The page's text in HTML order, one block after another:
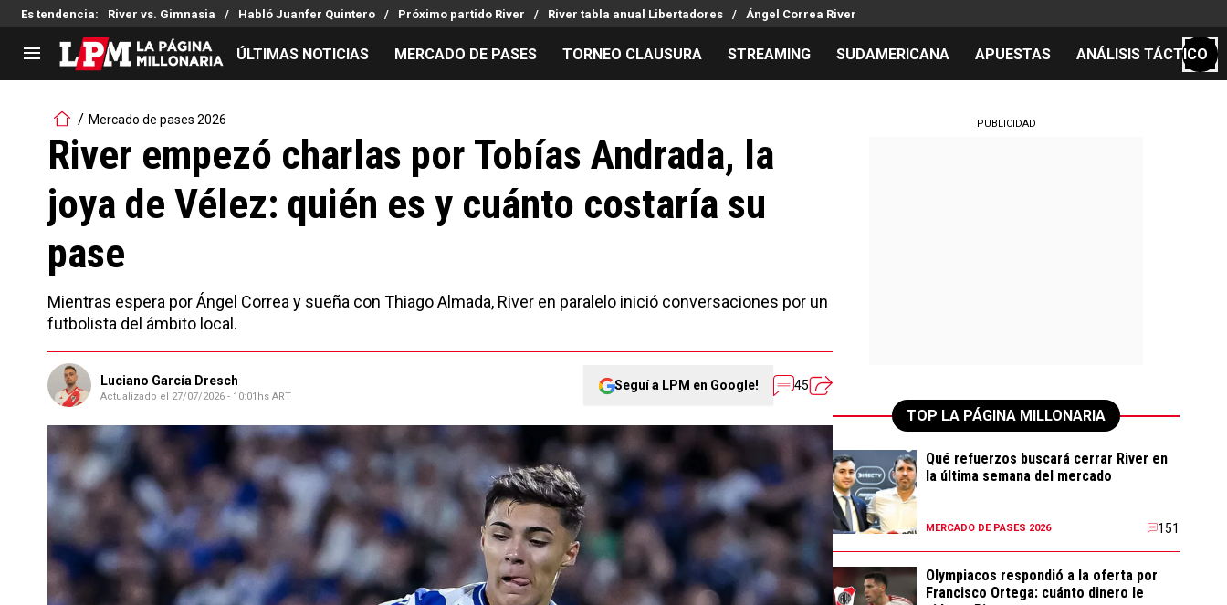
Es tendencia: River vs. Gimnasia Habló Juanfer Quintero Próximo partido River River tabla anual Libertadores Ángel Correa River
LIGA PROFESIONAL
Noticias
Tabla de posiciones
Fixture
Reserva
Copa Sudamericana
Copa Argentina
Selección Argentina
Mercado de Pases
Análisis tácticos
Juanfer Quintero
Chacho Coudet
Streaming
Entradas
Los goles de River
Guías
Pronósticos
ÚLTIMAS NOTICIAS MERCADO DE PASES TORNEO CLAUSURA STREAMING SUDAMERICANA APUESTAS ANÁLISIS TÁCTICO
Mercado de pases 2026
River empezó charlas por Tobías Andrada, la
joya de Vélez: quién es y cuánto costaría su
pase
Mientras espera por Ángel Correa y sueña con Thiago Almada, River en paralelo inició conversaciones por un
futbolista del ámbito local.
Luciano García Dresch
Actualizado el 27/07/2026 - 10:01hs ART
Seguí a LPM en Google! 45
PUBLICIDAD
TOP LA PÁGINA MILLONARIA
Qué refuerzos buscará cerrar River en
la última semana del mercado
MERCADO DE PASES 2026 151
Olympiacos respondió a la oferta por
Francisco Ortega: cuánto dinero le